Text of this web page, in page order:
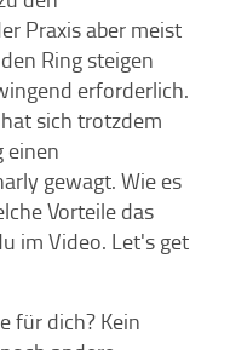
Praxis aber meist
Ring steigen
erforderlich.
sich trotzdem
einen
gewagt. Wie es
Vorteile das
im Video. Let's get
für dich? Kein